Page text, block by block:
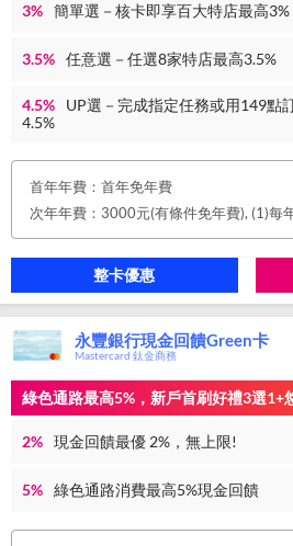
3% 簡單選－核卡即享百大特店最高3%
3.5% 任意選－任選8家特店最高3.5%
4.5%
UP選－完成指定任務或用149點
4.5%
首年年費：首年免年費
整卡優惠
永豐銀行現金回饋Green卡
Mastercard 鈦金商務
綠色通路最高5%，新戶首刷好禮3選1+
2% 現金回饋最優 2%，無上限!
5% 綠色通路消費最高5%現金回饋